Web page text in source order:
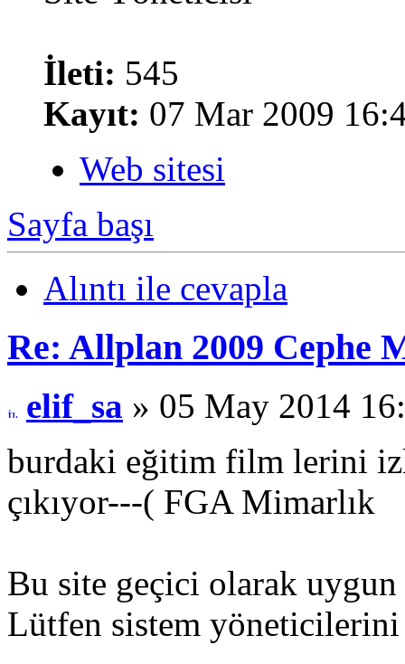
İleti: 545
Kayıt: 07 Mar 2009
Web sitesi
Sayfa başı
Alıntı ile cevapla
Re: Allplan 2009 Cephe
elif_sa » 05 May 2014
burdaki eğitim film lerini
çıkıyor---( FGA Mimarlık
Bu site geçici olarak
Lütfen sistem yöneticilerini